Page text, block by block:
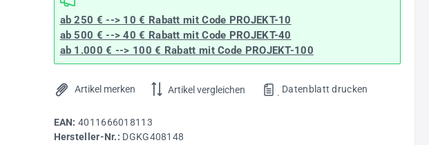
ab 250 € --> 10 € Rabatt mit Code PROJEKT-10
ab 500 € --> 40 € Rabattmit Code PROJEKT-40
ab 1.000 € --> 100 € Rabatt mit Code PROJEKT-100
Artikel merken Artikel vergleichen . Datenblatt drucken
EAN: 4011666018113
Hersteller-Nr.: DGKG408148